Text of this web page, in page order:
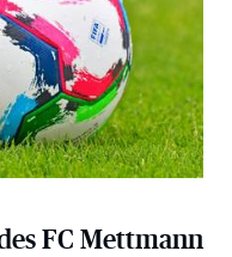
FC Mettmann